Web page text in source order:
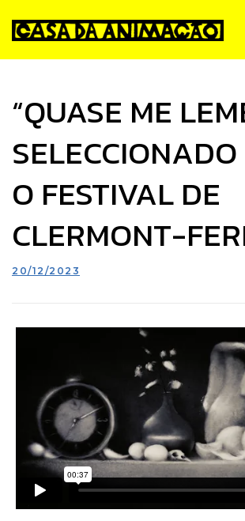
content
Estúdios Animateca FMA PNA
“QUASE ME
O FESTIVAL DE
CLERMONT-
20/12/2023